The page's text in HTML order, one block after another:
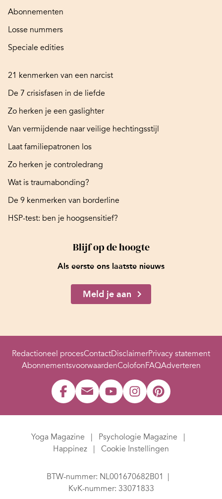
Abonnementen
Losse nummers
Speciale edities
21 kenmerken van een narcist
De 7 crisisfasen in de liefde
Zo herken je een gaslighter
Van vermijdende naar veilige hechtingsstijl
Laat familiepatronen los
Zo herken je controledrang
Wat is traumabonding?
De 9 kenmerken van borderline
HSP-test: ben je hoogsensitief?
Blijf op de hoogte
Als eerste ons laatste nieuws
Meld je aan
Redactioneel procesContactDisclaimerPrivacy statement
AbonnementsvoorwaardenColofonFAQAdverteren
Yoga Magazine
Psychologie Magazine
Happinez
Cookie Instellingen
BTW-nummer: NL001670682B01
KvK-nummer: 33071833